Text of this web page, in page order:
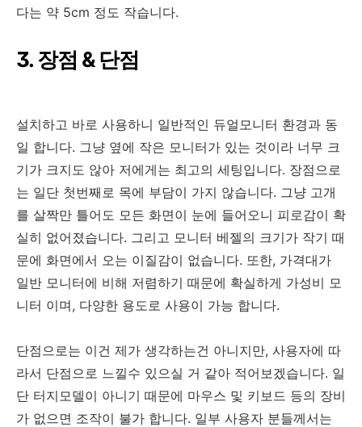
다는 약 5cm 정도 작습니다.
3. 장점 & 단점
설치하고 바로 사용하니 일반적인 듀얼모니터 환경과 동
일 합니다. 그냥 옆에 작은 모니터가 있는 것이라 너무 크
기가 크지도 않아 저에게는 최고의 세팅입니다. 장점으로
는 일단 첫번째로 목에 부담이 가지 않습니다. 그냥 고개
를 살짝만 틀어도 모든 화면이 눈에 들어오니 피로감이 확
실히 없어졌습니다. 그리고 모니터 베젤의 크기가 작기 때
문에 화면에서 오는 이질감이 없습니다. 또한, 가격대가
일반 모니터에 비해 저렴하기 때문에 확실하게 가성비 모
니터 이며, 다양한 용도로 사용이 가능 합니다.
단점으로는 이건 제가 생각하는건 아니지만, 사용자에 따
라서 단점으로 느낄수 있으실 거 같아 적어보겠습니다. 일
단 터지모델이 아니기 때문에 마우스 및 키보드 등의 장비
가 없으면 조작이 불가 합니다. 일부 사용자 분들께서는